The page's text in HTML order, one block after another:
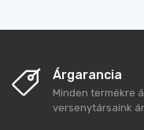
Árgarancia
Minden termékre
versenytársaink